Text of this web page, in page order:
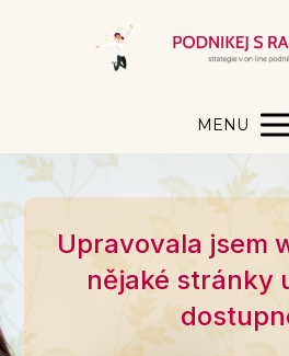
MENU
Upravovala jsem
nějaké stránky